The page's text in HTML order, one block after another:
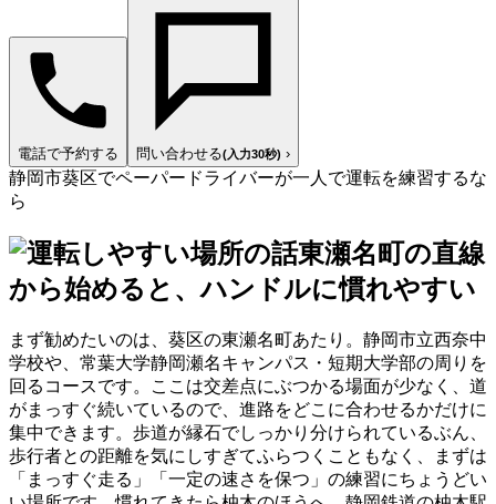
電話で予約する 問い合わせる(入力30秒) ›
静岡市葵区でペーパードライバーが一人で運転を練習するな
ら
東瀬名町の直線
から始めると、ハンドルに慣れやすい
まず勧めたいのは、葵区の東瀬名町あたり。静岡市立西奈中
学校や、常葉大学静岡瀬名キャンパス・短期大学部の周りを
回るコースです。ここは交差点にぶつかる場面が少なく、道
がまっすぐ続いているので、進路をどこに合わせるかだけに
集中できます。歩道が縁石でしっかり分けられているぶん、
歩行者との距離を気にしすぎてふらつくこともなく、まずは
「まっすぐ走る」「一定の速さを保つ」の練習にちょうどい